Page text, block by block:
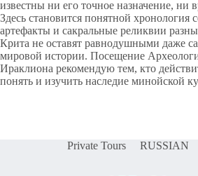
известны ни его точное назначение, ни
Здесь становится понятной хронология
артефакты и сакральные реликвии
Крита не оставят равнодушными даже
мировой истории. Посещение
Ираклиона рекомендую тем, кто
понять и изучить наследие минойской
Private Tours RUSSIAN